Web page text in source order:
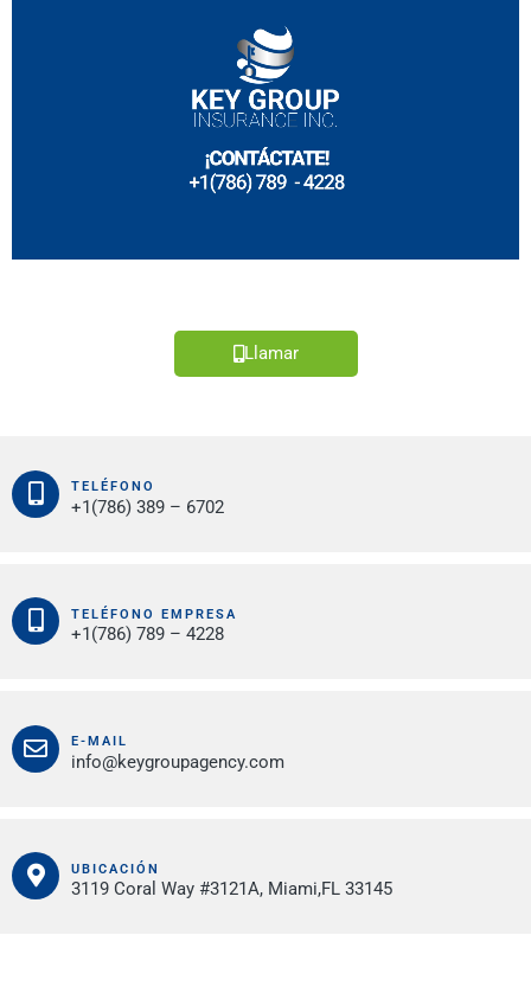
Llamar
TELÉFONO
+1(786) 389 – 6702
TELÉFONO EMPRESA
+1(786) 789 – 4228
E-MAIL
info@keygroupagency.com
UBICACIÓN
3119 Coral Way #3121A, Miami,FL 33145